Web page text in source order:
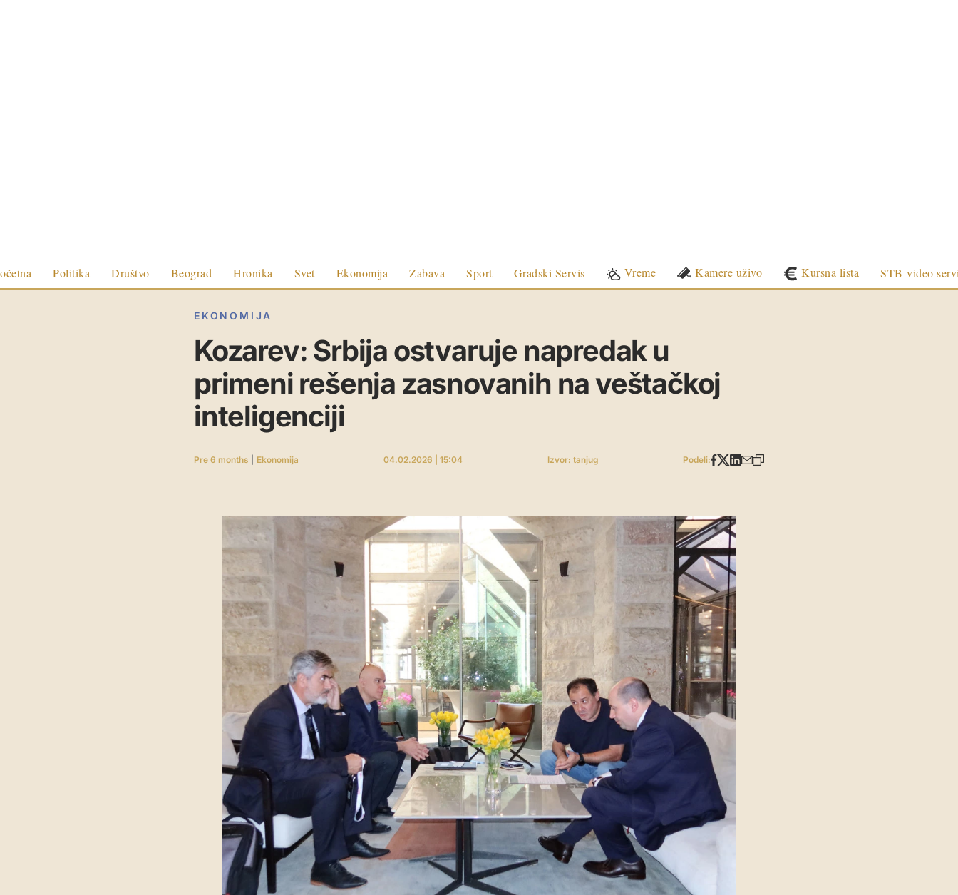
Politika Društvo Beograd Hronika Svet Ekonomija Zabava Sport Gradski Servis Vreme Kamere uživo Kursna lista STB-video
EKONOMIJA
Kozarev: Srbija ostvaruje napredak u
primeni rešenja zasnovanih na veštačkoj
inteligenciji
Pre 6 months Ekonomija 04.02.2026 | 15:04 Izvor: tanjug Podeli: